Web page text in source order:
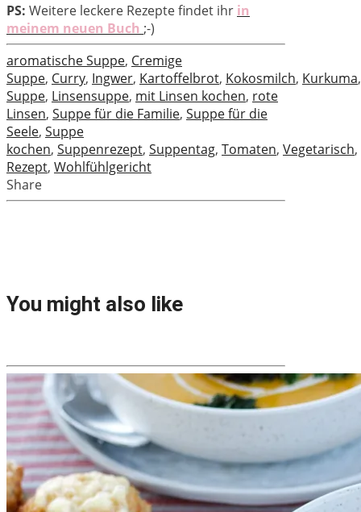
PS: Weitere leckere Rezepte findet ihr in
meinem neuen Buch ;-)
aromatische Suppe, Cremige
Suppe, Curry, Ingwer, Kartoffelbrot, Kokosmilch, Kurkuma
Suppe, Linsensuppe, mit Linsen kochen, rote
Linsen, Suppe für die Familie, Suppe für die
Seele, Suppe
kochen, Suppenrezept, Suppentag, Tomaten, Vegetarisch,
Rezept, Wohlfühlgericht
Share
You might also like